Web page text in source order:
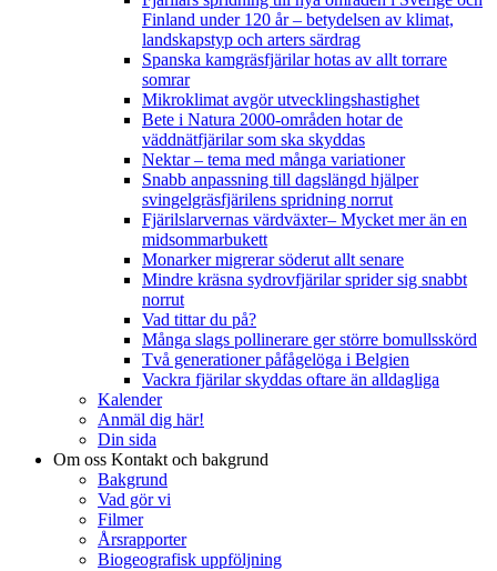
Finland under 120 år– betydelsen av klimat,
landskapstyp och arters särdrag
Spanska kamgräsfjärilar hotas av allt torrare
somrar
Mikroklimat avgör utvecklingshastighet
Bete i Natura 2000-områden hotar de
väddnätfjärilar som ska skyddas
Nektar – tema med många variationer
Snabb anpassning till dagslängd hjälper
svingelgräsfjärilens spridning norrut
Fjärilslarvernas värdväxter– Mycket mer än en
midsommarbukett
Monarker migrerar söderut allt senare
Mindre kräsna sydrovfjärilar sprider sig snabbt
norrut
Vad tittar du på?
Många slags pollinerare ger större bomullsskörd
Två generationer påfågelöga i Belgien
Vackra fjärilar skyddas oftare än alldagliga
Kalender
Anmäl dig här!
Din sida
Om oss Kontakt och bakgrund
Bakgrund
Vad gör vi
Filmer
Årsrapporter
Biogeografisk uppföljning